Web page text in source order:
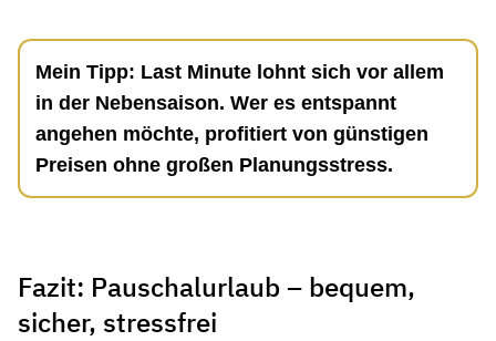
Mein Tipp: Last Minute lohnt sich vor allem
in der Nebensaison. Wer es entspannt
angehen möchte, profitiert von günstigen
Preisen ohne großen Planungsstress.
Fazit: Pauschalurlaub – bequem,
sicher, stressfrei